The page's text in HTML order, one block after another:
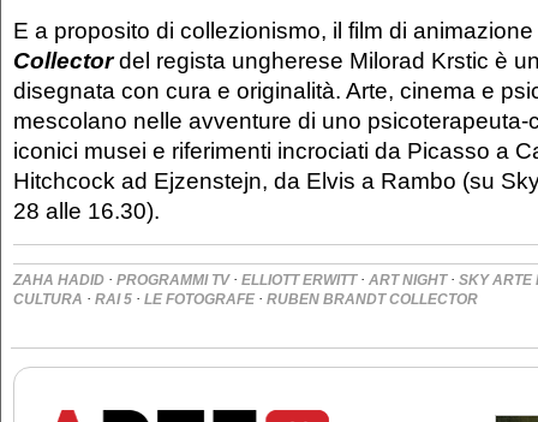
E a proposito di collezionismo, il film di animazione
Collectordel regista ungherese Milorad Krstic è
disegnata con cura e originalità. Arte, cinema e
mescolano nelle avventure di uno psicoterapeuta-
iconici musei e riferimenti incrociati da Picasso a
Hitchcock ad Ejzenstejn, da Elvis a Rambo (su
28 alle 16.30).
ZAHA HADID · PROGRAMMI TV· ELLIOTT ERWITT· ART NIGHT· SKY ARTE
CULTURA · RAI 5 · LE FOTOGRAFE · RUBEN BRANDT COLLECTOR